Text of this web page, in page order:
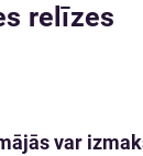
relīzes
var